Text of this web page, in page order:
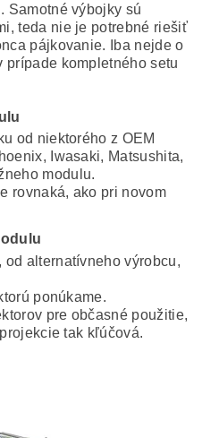
Samotné výbojky sú
teda nie je potrebné riešiť
pájkovanie. Iba nejde o
prípade kompletného setu
od niektorého z OEM
Iwasaki, Matsushita,
modulu.
rovnaká, ako pri novom
od alternatívneho výrobcu,
ponúkame.
pre občasné použitie,
tak kľúčová.